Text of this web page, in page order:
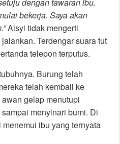
bekerja. Saya akan
Aisyi tidak mengerti
Terdengar suara tut
telepon terputus.
Burung telah
telah kembali ke
gelap menutupi
menyinari bumi. Di
ibu yang ternyata